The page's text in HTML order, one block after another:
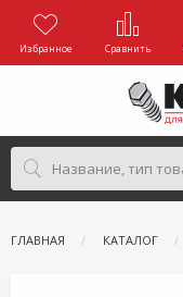
Избранное Сравнить
ГЛАВНАЯ КАТАЛОГ